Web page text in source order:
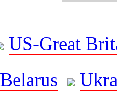
US-Great
Belarus